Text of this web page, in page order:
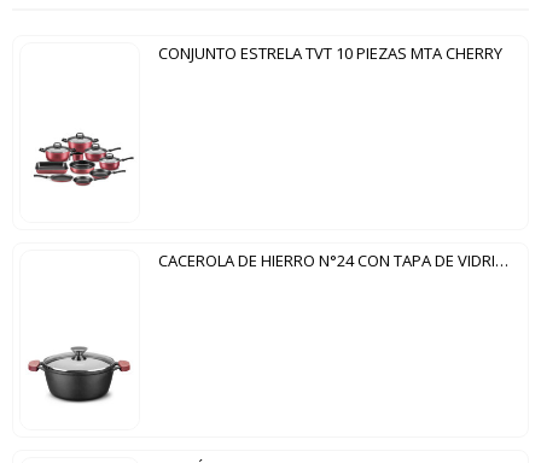
CONJUNTO ESTRELA TVT 10 PIEZAS MTA CHERRY
CACEROLA DE HIERRO N°24 CON TAPA DE VIDRIO MTA